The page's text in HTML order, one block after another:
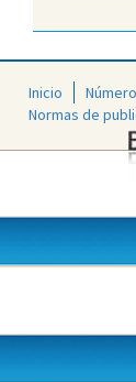
Inicio
Normas de